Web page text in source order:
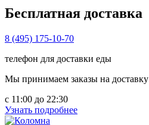
Бесплатная доставка
8 (495) 175-10-70
телефон для доставки еды
Мы принимаем заказы на доставку
с 11:00 до 22:30
Узнать подробнее